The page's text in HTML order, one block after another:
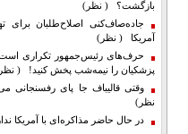
بازگشت؟ ( نظر)
جاده‌صاف‌کنی اصلاح‌طلبان برای
آمریکا ( نظر)
حرف‌های رئیس‌جمهور تکراری
پزشکیان را نیمه‌شب پخش کنید! (
وقتی قالیباف جا پای رفسنجانی
نظر)
در حال حاضر مذاکره‌ای با آمریکا